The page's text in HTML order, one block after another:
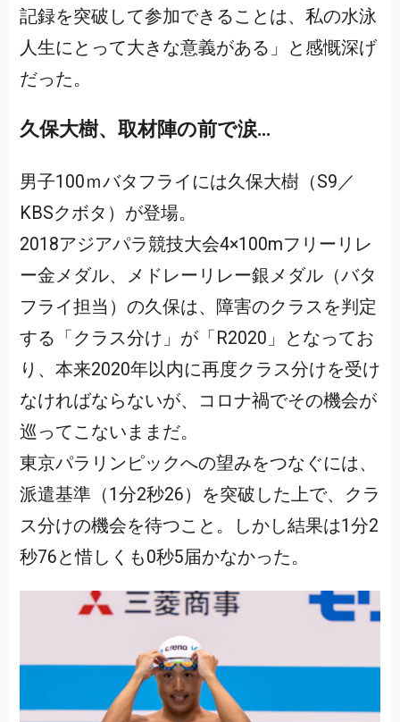
記録を突破して参加できることは、私の水泳
人生にとって大きな意義がある」と感慨深げ
だった。
久保大樹、取材陣の前で涙…
男子100ｍバタフライには久保大樹（S9／
KBSクボタ）が登場。
2018アジアパラ競技大会4×100mフリーリレ
ー金メダル、メドレーリレー銀メダル（バタ
フライ担当）の久保は、障害のクラスを判定
する「クラス分け」が「R2020」となってお
り、本来2020年以内に再度クラス分けを受け
なければならないが、コロナ禍でその機会が
巡ってこないままだ。
東京パラリンピックへの望みをつなぐには、
派遣基準（1分2秒26）を突破した上で、クラ
ス分けの機会を待つこと。しかし結果は1分2
秒76と惜しくも0秒5届かなかった。